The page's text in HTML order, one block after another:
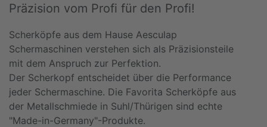
Präzision vom Profi für den Profi!
Scherköpfe aus dem Hause Aesculap
Schermaschinen verstehen sich als Präzisionsteile
mit dem Anspruch zur Perfektion.
Der Scherkopf entscheidet über die Performance
jeder Schermaschine. Die Favorita Scherköpfe aus
der Metallschmiede in Suhl/Thürigen sind echte
"Made-in-Germany"-Produkte.